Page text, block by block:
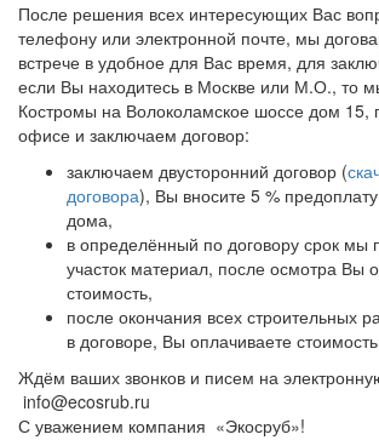
После решения всех интересующих Вас
телефону или электронной почте, мы
встрече в удобное для Вас время, для
если Вы находитесь в Москве или М.О., то
Костромы на Волоколамское шоссе дом 15,
офисе и заключаем договор:
заключаем двусторонний договор (
договора), Вы вносите 5 %
дома,
в определённый по договору срок мы
участок материал, после осмотра Вы
стоимость,
после окончания всех строительных
в договоре, Вы оплачиваете
Ждём ваших звонков и писем на
info@ecosrub.ru
С уважением компания «Экосруб»!